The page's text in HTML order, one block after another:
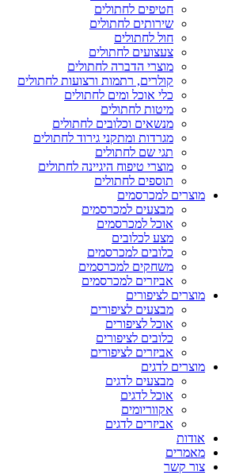
חטיפים לחתולים
שירותים לחתולים
חול לחתולים
צעצועים לחתולים
מוצרי הדברה לחתולים
קולרים, רתמות ורצועות לחתולים
כלי אוכל ומים לחתולים
מיטות לחתולים
מנשאים וכלובים לחתולים
מגרדות ומתקני גירוד לחתולים
תגי שם לחתולים
מוצרי טיפוח היגיינה לחתולים
תוספים לחתולים
מוצרים למכרסמים
מבצעים למכרסמים
אוכל למכרסמים
מצע לכלובים
כלובים למכרסמים
משחקים למכרסמים
אביזרים למכרסמים
מוצרים לציפורים
מבצעים לציפורים
אוכל לציפורים
כלובים לציפורים
אביזרים לציפורים
מוצרים לדגים
מבצעים לדגים
אוכל לדגים
אקווריומים
אביזרים לדגים
אודות
מאמרים
צור קשר